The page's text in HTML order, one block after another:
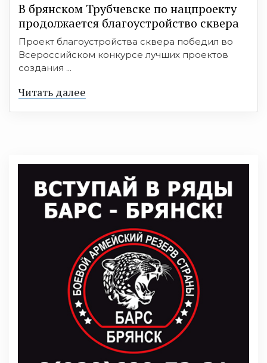
В брянском Трубчевске по нацпроекту
продолжается благоустройство сквера
Проект благоустройства сквера победил во
Всероссийском конкурсе лучших проектов
создания ...
Читать далее